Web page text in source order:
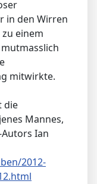
in den Wirren
einem
mitwirkte.
die
Mannes,
Ian
2012-